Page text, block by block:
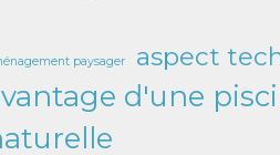
paysager aspect
d'une